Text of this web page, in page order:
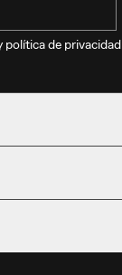
política de privacidad